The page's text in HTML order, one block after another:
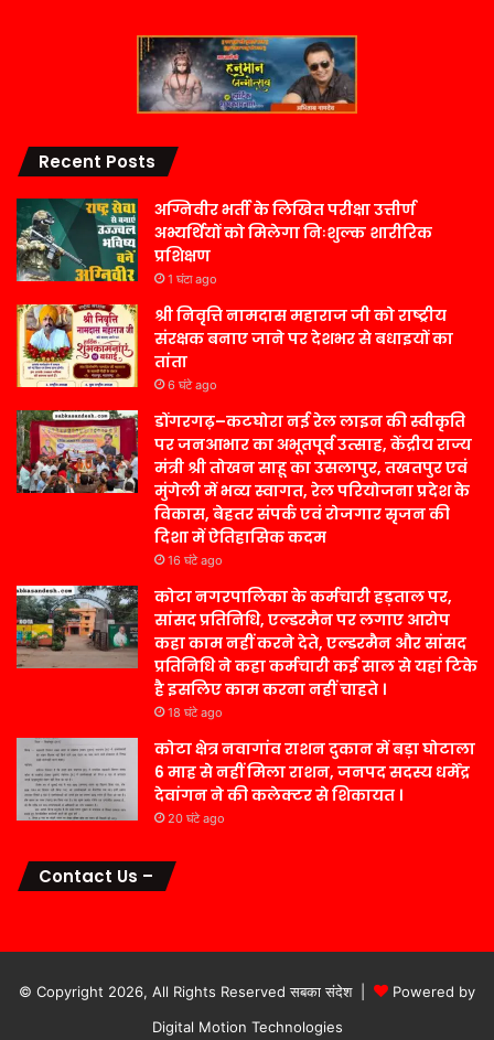
Recent Posts
अग्निवीर भर्ती के लिखित परीक्षा उत्तीर्ण
अभ्यर्थियों को मिलेगा निःशुल्क शारीरिक
प्रशिक्षण
1 घंटा ago
श्री निवृत्ति नामदास महाराज जी को राष्ट्रीय
संरक्षक बनाए जाने पर देशभर से बधाइयों का
तांता
6 घंटे ago
डोंगरगढ़–कटघोरा नई रेल लाइन की स्वीकृति
पर जनआभार का अभूतपूर्व उत्साह, केंद्रीय राज्य
मंत्री श्री तोखन साहू का उसलापुर, तखतपुर एवं
मुंगेली में भव्य स्वागत, रेल परियोजना प्रदेश के
विकास, बेहतर संपर्क एवं रोजगार सृजन की
दिशा में ऐतिहासिक कदम
16 घंटे ago
कोटा नगरपालिका के कर्मचारी हड़ताल पर,
सांसद प्रतिनिधि, एल्डरमैन पर लगाए आरोप
कहा काम नहीं करने देते, एल्डरमैन और सांसद
प्रतिनिधि ने कहा कर्मचारी कई साल से यहां टिके
है इसलिए काम करना नहीं चाहते ।
18 घंटे ago
कोटा क्षेत्र नवागांव राशन दुकान में बड़ा घोटाला
6 माह से नहीं मिला राशन, जनपद सदस्य धर्मेंद्र
देवांगन ने की कलेक्टर से शिकायत ।
20 घंटे ago
Contact Us –
© Copyright 2026, All Rights Reserved सबका संदेश |
Powered by
Digital Motion Technologies